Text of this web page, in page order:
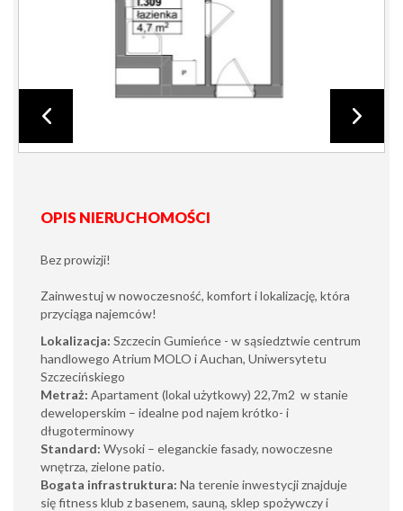
OPIS NIERUCHOMOŚCI
Bez prowizji!
Zainwestuj w nowoczesność, komfort i lokalizację, która
przyciąga najemców!
Lokalizacja: Szczecin Gumieńce - w sąsiedztwie centrum
handlowego Atrium MOLO i Auchan, Uniwersytetu
Szczecińskiego
Metraż: Apartament (lokal użytkowy) 22,7m2 w stanie
deweloperskim – idealne pod najem krótko- i
długoterminowy
Standard: Wysoki – eleganckie fasady, nowoczesne
wnętrza, zielone patio.
Bogata infrastruktura: Na terenie inwestycji znajduje
się fitness klub z basenem, sauną, sklep spożywczy i